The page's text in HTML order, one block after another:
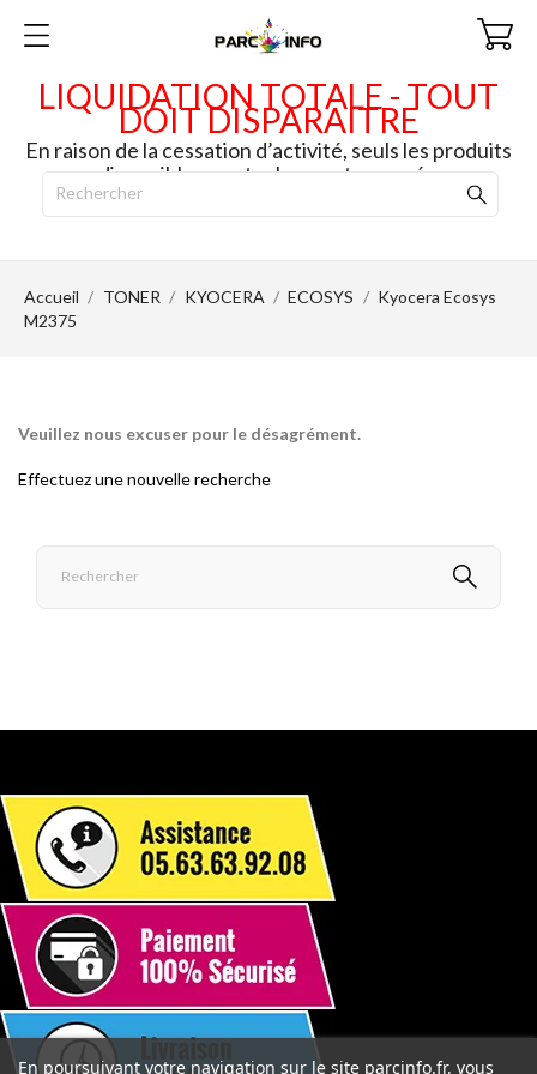
LIQUIDATION TOTALE - TOUT
DOIT DISPARAITRE
En raison de la cessation d’activité, seuls les produits
disponibles en stock seront envoyés.
Accueil TONER KYOCERA ECOSYS
Kyocera Ecosys
M2375
Veuillez nous excuser pour le désagrément.
Effectuez une nouvelle recherche
En poursuivant votre navigation sur le site parcinfo.fr, vous